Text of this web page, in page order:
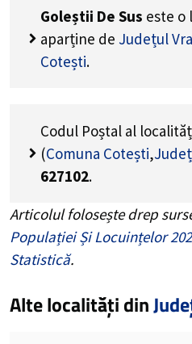
Goleștii De Sus este o
aparține de Județul
Cotești.
Codul Poștal al
(Comuna Cotești,
627102.
Articolul folosește drep
Populației Și Locuințelor
Statistică.
Alte localități din